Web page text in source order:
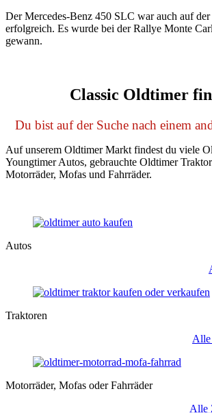
Der Mercedes-Benz 450 SLC war auch auf der
erfolgreich. Es wurde bei der Rallye Monte
gewann.
Classic Oldtimer
Du bist auf der Suche nach einem
Auf unserem Oldtimer Markt findest du viele
Youngtimer Autos, gebrauchte Oldtimer
Motorräder, Mofas und Fahrräder.
Autos
Traktoren
Alle
Motorräder, Mofas oder Fahrräder
Alle